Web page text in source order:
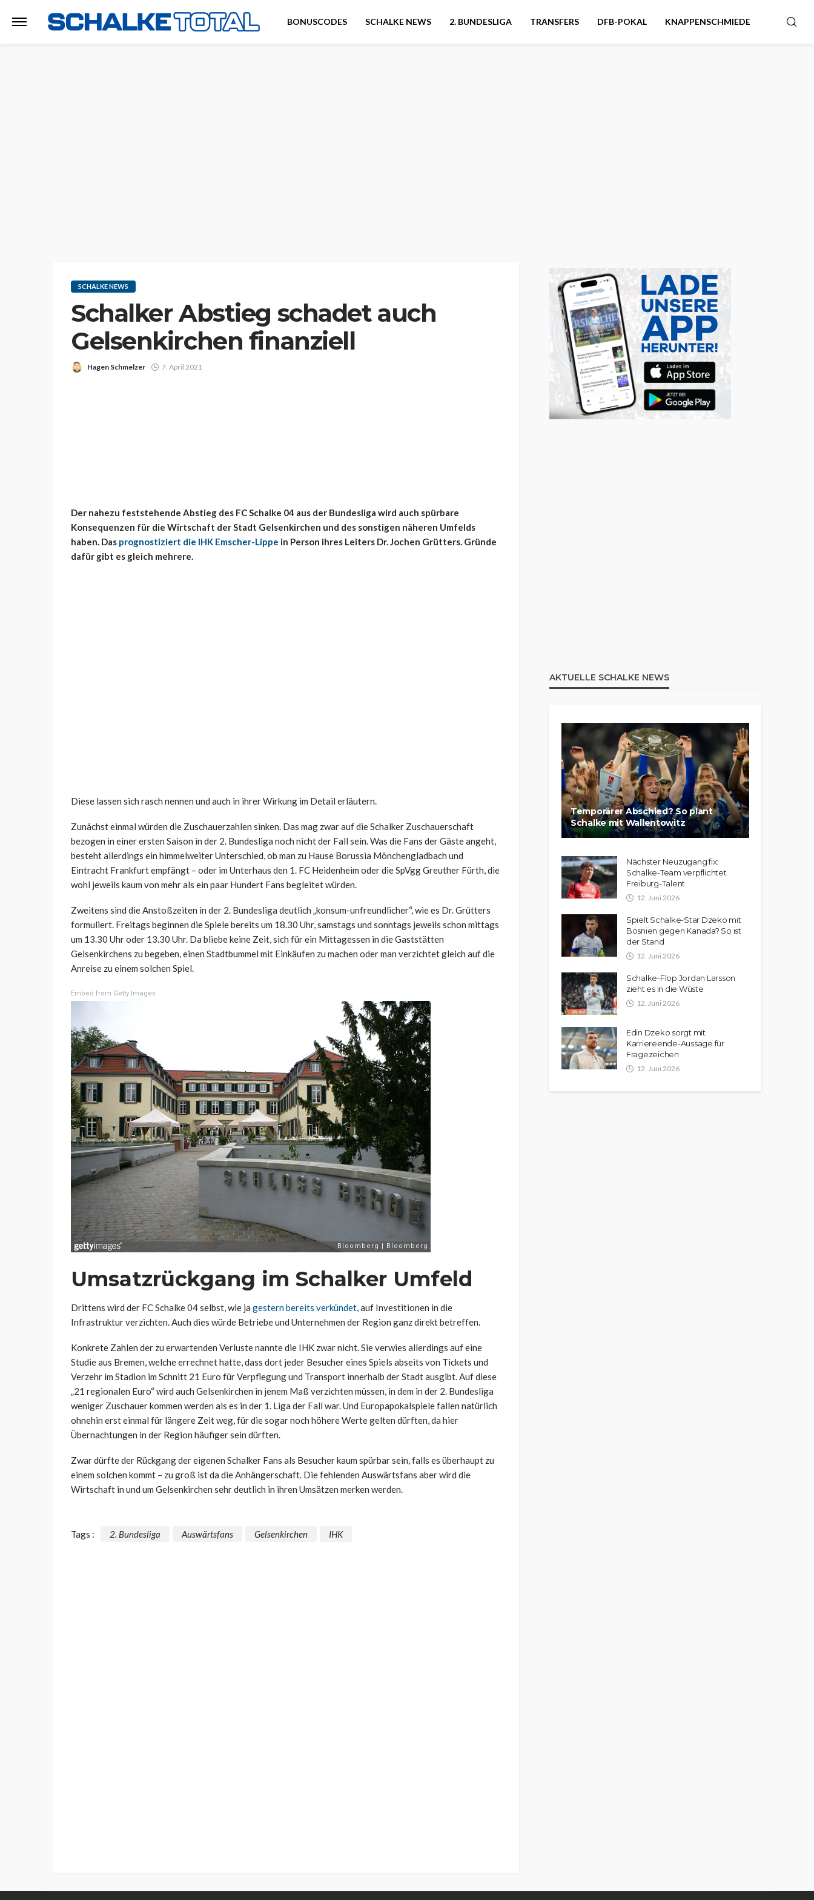
BONUSCODES SCHALKE NEWS 2. BUNDESLIGA TRANSFERS DFB-POKAL KNAPPENSCHMIEDE
SCHALKE NEWS
Schalker Abstieg schadet auch
Gelsenkirchen finanziell
Hagen Schmelzer 7. April 2021
Der nahezu feststehende Abstieg des FC Schalke 04 aus der Bundesliga wird auch spürbare
Konsequenzen für die Wirtschaft der Stadt Gelsenkirchen und des sonstigen näheren Umfelds
haben. Das prognostiziert die IHK Emscher-Lippe in Person ihres Leiters Dr. Jochen Grütters. Gründe
dafür gibt es gleich mehrere.
Diese lassen sich rasch nennen und auch in ihrer Wirkung im Detail erläutern.
Zunächst einmal würden die Zuschauerzahlen sinken. Das mag zwar auf die Schalker Zuschauerschaft
bezogen in einer ersten Saison in der 2. Bundesliga noch nicht der Fall sein. Was die Fans der Gäste angeht,
besteht allerdings ein himmelweiter Unterschied, ob man zu Hause Borussia Mönchengladbach und
Eintracht Frankfurt empfängt – oder im Unterhaus den 1. FC Heidenheim oder die SpVgg Greuther Fürth, die
wohl jeweils kaum von mehr als ein paar Hundert Fans begleitet würden.
Zweitens sind die Anstoßzeiten in der 2. Bundesliga deutlich „konsum-unfreundlicher“, wie es Dr. Grütters
formuliert. Freitags beginnen die Spiele bereits um 18.30 Uhr, samstags und sonntags jeweils schon mittags
um 13.30 Uhr oder 13.30 Uhr. Da bliebe keine Zeit, sich für ein Mittagessen in die Gaststätten
Gelsenkirchens zu begeben, einen Stadtbummel mit Einkäufen zu machen oder man verzichtet gleich auf die
Anreise zu einem solchen Spiel.
Embed from Getty Images
Umsatzrückgang im Schalker Umfeld
Drittens wird der FC Schalke 04 selbst, wie ja gestern bereits verkündet, auf Investitionen in die
Infrastruktur verzichten. Auch dies würde Betriebe und Unternehmen der Region ganz direkt betreffen.
Konkrete Zahlen der zu erwartenden Verluste nannte die IHK zwar nicht. Sie verwies allerdings auf eine
Studie aus Bremen, welche errechnet hatte, dass dort jeder Besucher eines Spiels abseits von Tickets und
Verzehr im Stadion im Schnitt 21 Euro für Verpflegung und Transport innerhalb der Stadt ausgibt. Auf diese
„21 regionalen Euro“ wird auch Gelsenkirchen in jenem Maß verzichten müssen, in dem in der 2. Bundesliga
weniger Zuschauer kommen werden als es in der 1. Liga der Fall war. Und Europapokalspiele fallen natürlich
ohnehin erst einmal für längere Zeit weg, für die sogar noch höhere Werte gelten dürften, da hier
Übernachtungen in der Region häufiger sein dürften.
Zwar dürfte der Rückgang der eigenen Schalker Fans als Besucher kaum spürbar sein, falls es überhaupt zu
einem solchen kommt – zu groß ist da die Anhängerschaft. Die fehlenden Auswärtsfans aber wird die
Wirtschaft in und um Gelsenkirchen sehr deutlich in ihren Umsätzen merken werden.
Tags : 2. Bundesliga Auswärtsfans Gelsenkirchen IHK
AKTUELLE SCHALKE NEWS
Temporärer Abschied? So plant
Schalke mit Wallentowitz
Nächster Neuzugang fix:
Schalke-Team verpflichtet
Freiburg-Talent
12. Juni 2026
Spielt Schalke-Star Dzeko mit
Bosnien gegen Kanada? So ist
der Stand
12. Juni 2026
Schalke-Flop Jordan Larsson
zieht es in die Wüste
12. Juni 2026
Edin Dzeko sorgt mit
Karriereende-Aussage für
Fragezeichen
12. Juni 2026